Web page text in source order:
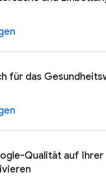
für das
Qualität auf Ihrer